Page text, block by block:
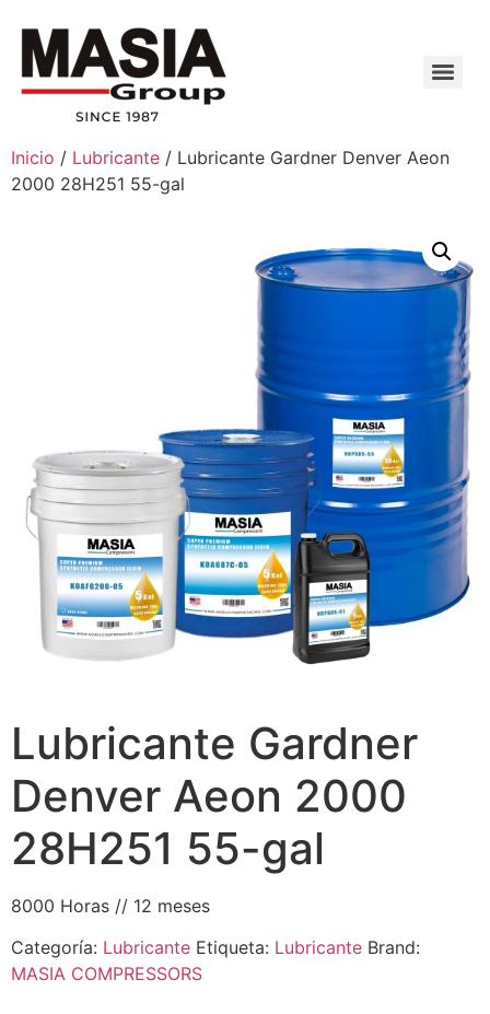
Inicio / Lubricante / Lubricante Gardner Denver Aeon
2000 28H251 55-gal
Lubricante Gardner
Denver Aeon 2000
28H251 55-gal
8000 Horas // 12 meses
Categoría: Lubricante Etiqueta: Lubricante Brand:
MASIA COMPRESSORS